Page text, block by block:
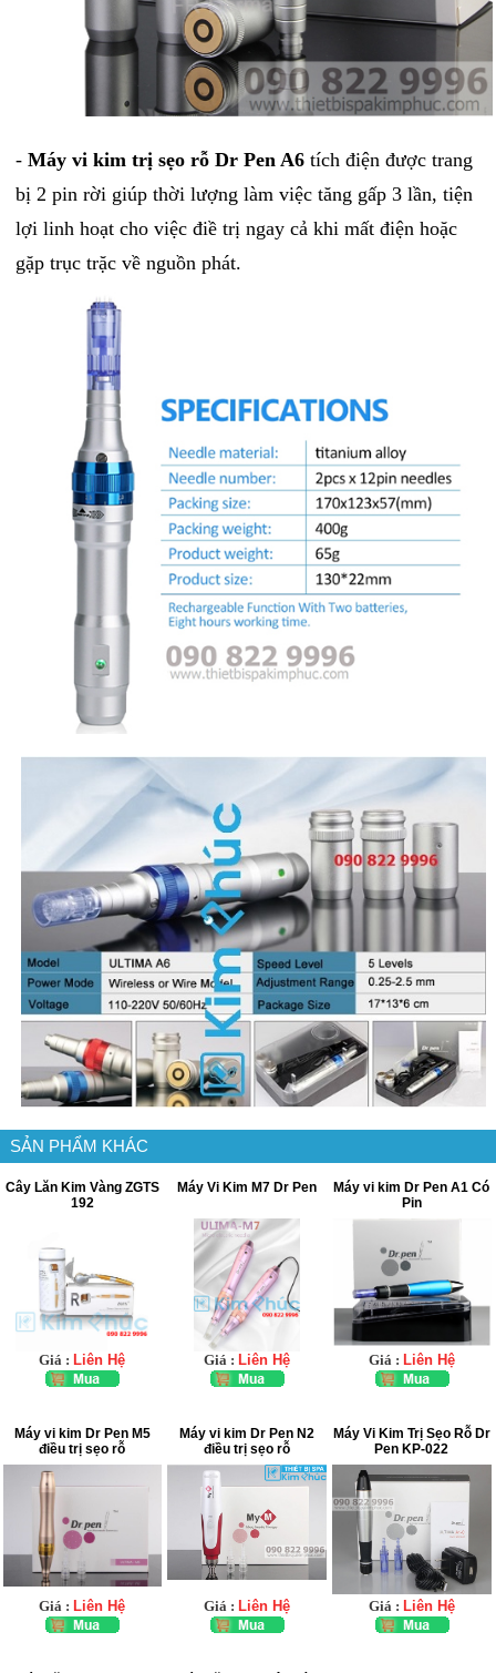
-Máy vi kim trị sẹo rỗ Dr Pen A6 tích điện được trang
bị 2 pin rời giúp thời lượng làm việc tăng gấp 3 lần, tiện
lợi linh hoạt cho việc điề trị ngay cả khi mất điện hoặc
gặp trục trặc về nguồn phát.
SẢN PHẨM KHÁC
Cây Lăn Kim Vàng ZGTS
192
Giá : Liên Hệ
Máy Vi Kim M7 Dr Pen
Giá : Liên Hệ
Máy vi kim Dr Pen A1 Có
Pin
Giá : Liên Hệ
Máy vi kim Dr Pen M5
điều trị sẹo rỗ
Giá : Liên Hệ
Máy vi kim Dr Pen N2
điều trị sẹo rỗ
Giá : Liên Hệ
Máy Vi Kim Trị Sẹo Rỗ Dr
Pen KP-022
Giá : Liên Hệ